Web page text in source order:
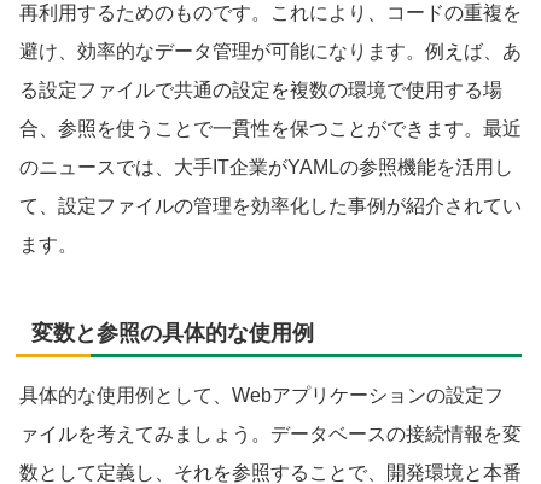
再利用するためのものです。これにより、コードの重複を
避け、効率的なデータ管理が可能になります。例えば、あ
る設定ファイルで共通の設定を複数の環境で使用する場
合、参照を使うことで一貫性を保つことができます。最近
のニュースでは、大手IT企業がYAMLの参照機能を活用し
て、設定ファイルの管理を効率化した事例が紹介されてい
ます。
変数と参照の具体的な使用例
具体的な使用例として、Webアプリケーションの設定フ
ァイルを考えてみましょう。データベースの接続情報を変
数として定義し、それを参照することで、開発環境と本番